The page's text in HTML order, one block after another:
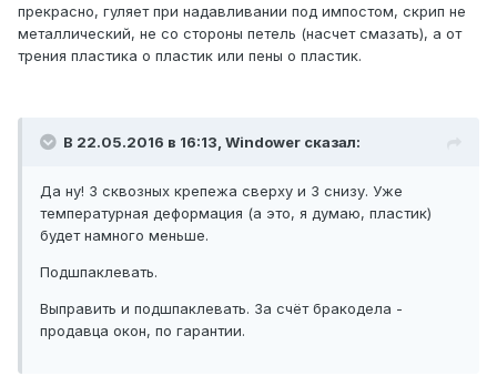
прекрасно, гуляет при надавливании под импостом, скрип не
металлический, не со стороны петель (насчет смазать), а от
трения пластика о пластик или пены о пластик.
В 22.05.2016 в 16:13, Windower сказал:
Да ну! 3 сквозных крепежа сверху и 3 снизу. Уже
температурная деформация (а это, я думаю, пластик)
будет намного меньше.
Подшпаклевать.
Выправить и подшпаклевать. За счёт бракодела -
продавца окон, по гарантии.